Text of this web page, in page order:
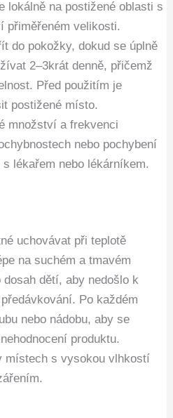
lokálně na postižené oblasti s
přiměřeném velikosti.
do pokožky, dokud se úplně
2–3krát denně, přičemž
Před použitím je
postižené místo.
množství a frekvenci
nebo pochybení
lékařem nebo lékárníkem.
uchovávat při teplotě
na suchém a tmavém
dětí, aby nedošlo k
Po každém
nebo nádobu, aby se
produktu.
místech s vysokou vlhkostí